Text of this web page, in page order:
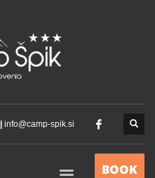
info@camp-spik.si
BOOK